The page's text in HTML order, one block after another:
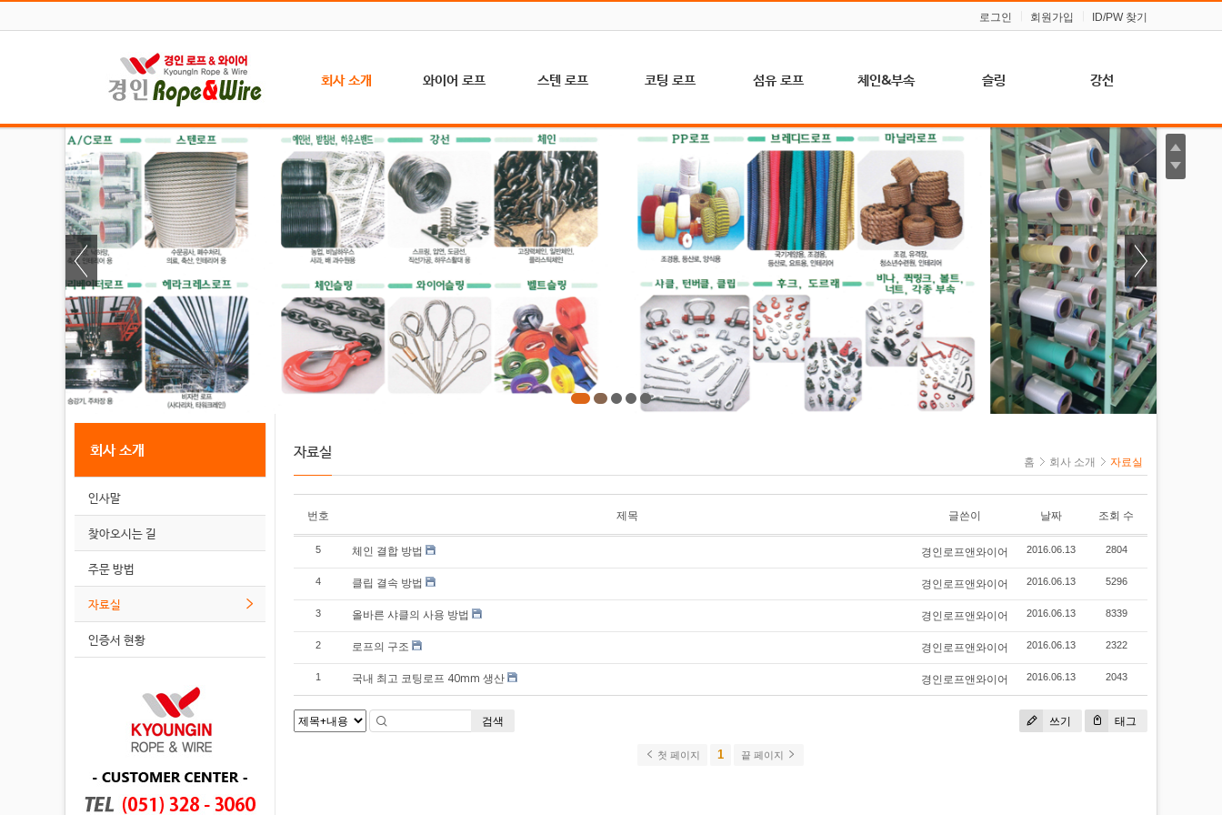
로그인 회원가입 ID/PW 찾기
회사 소개
인사말
찾아오시는 길
주문 방법
자료실
인증서 현황
와이어 로프
A/C 로프 (골프
장, 건설, 농업용)
마심 로프 (해양
수산, 수문, 슬링
용)
철심 로프 (크레
인, 호이스트용)
(비자전로프)
엘리베이터 로프
(승강기, 화물용)
컴팩트 로프 (내
마모성 강화용)
와이어 슬링
스텐 로프
하수처리, 축산,
수문용(7×19)
기계, 의료, 인테
리어용(7×7)
기계, 의료, 인테
리어용(1×7)
일반기계, 수문
공사용
(6×24+7FC)
스텐 마심로프
(6×37+FC)
스텐 철심로프
(6×37+IWRC)
코팅 로프
반, 농업용)
P.E 코팅 (일반,
농업용)
P.A 코팅 (예인
선)
섬유 로프
고강도 특수로프
(K-MAX)
아라미드 로프
(난연로프)
자일/요트/외벽
타기
브레이드로프(요
트/인테리어)
등산/산책로/조
경용(PP)
하이만/하이텍/
해양수산(PP)
마닐라로프(국
산)
마로프(수입 사
수산/일반용 로
프 (PE)
양/수산용)
멀티 )
체인&부속
체인
체인 슬링
샤클
훅크
턴버클
블록(도르래)
소켓
링
심블
비나&퀵링크
아이볼트&너트
레버블록/체인
블록
케이블그립(스타
슬리브/압착기
슬링
벨트 슬링
울티마 라운드
와이어 슬링
체인 슬링
강선
경강선 (스프링,
압연용)
아연 도금 강선
(농업, 일반용)
회사 소개
인사말
찾아오시는 길
주문 방법
자료실
인증서 현황
자료실
홈 회사 소개 자료실
번호 제목 글쓴이 날짜 조회 수
5 체인 결합 방법 경인로프앤와이어 2016.06.13 2804
4 클립 결속 방법 경인로프앤와이어 2016.06.13 5296
3 올바른 샤클의 사용 방법 경인로프앤와이어 2016.06.13 8339
2 로프의 구조 경인로프앤와이어 2016.06.13 2322
1 국내 최고 코팅로프 40mm 생산 경인로프앤와이어 2016.06.13 2043
쓰기 태그
검색
첫 페이지 1 끝 페이지